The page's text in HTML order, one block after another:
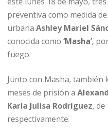
b
o
o
k
dI
n
A
p
p
preventiva como medida
urbana Ashley Mariel
conocida como ‘Masha’,
fuego.
Junto con Masha,
meses de prisión a
Karla Julisa Rodríguez, de
respectivamente.